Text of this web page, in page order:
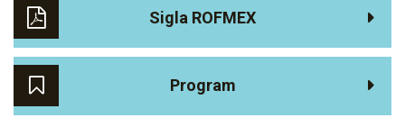
Sigla ROFMEX
Program